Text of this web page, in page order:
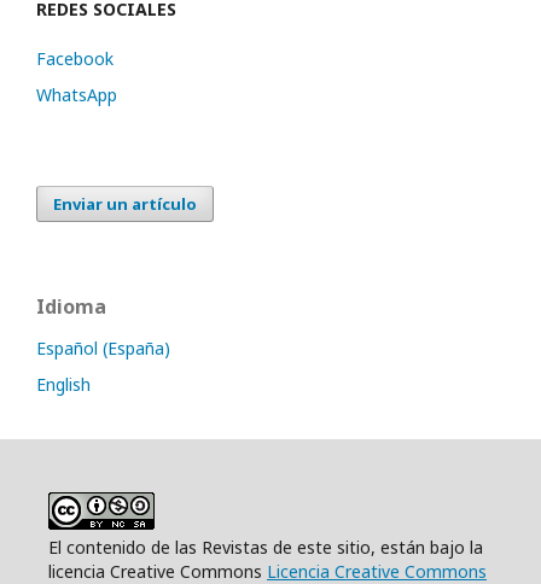
REDES SOCIALES
Facebook
WhatsApp
Enviar un artículo
Idioma
Español (España)
English
El contenido de las Revistas de este sitio, están bajo la
licencia Creative Commons Licencia Creative Commons